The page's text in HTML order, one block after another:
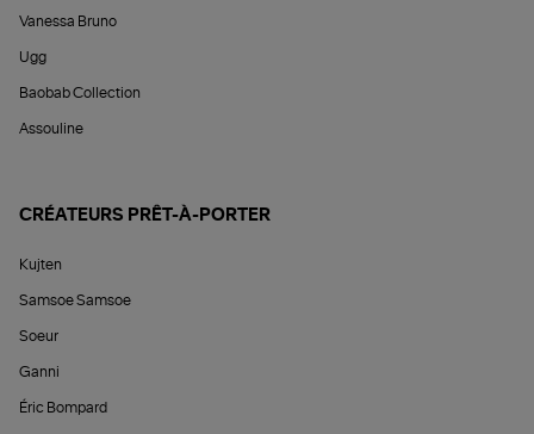
Vanessa Bruno
Ugg
Baobab Collection
Assouline
CRÉATEURS PRÊT-À-PORTER
Kujten
Samsoe Samsoe
Soeur
Ganni
Éric Bompard